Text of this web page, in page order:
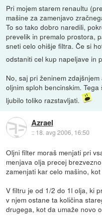
Pri mojem starem renaultu
mašine za zamenjavo
To so tako dobro naredili,
prevelik in premalo prostora,
sneti celo ohišje filtra. Če si
odstaniti cel kup napeljave in
No, saj pri ženinem
oljnim sploh bencinskim.
ljubilo toliko razstavljati.
Azrael
:: 18. avg 2006, 16:50
Oljni filter moraš menjati pri
menjava olja precej
zamenjati kar celo mašino,
V filtru je od 1/2 do 1l olja, ki
v njem ostane ta količina
drugega, kot da umaže novo